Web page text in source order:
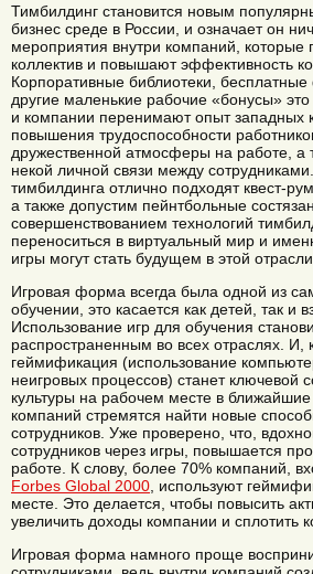
Тимбилдинг становится новым
бизнес среде в России, и означает он
мероприятия внутри компаний, которые
коллектив и повышают эффективность
Корпоративные библиотеки,
другие маленькие рабочие «бонусы»
и компании перенимают опыт западных
повышения трудоспособности
дружественной атмосферы на работе, а
некой личной связи между
тимбилдинга отлично подходят квест-
а также допустим пейнтбольные
совершенствованием технологий
переноситься в виртуальный мир и
игры могут стать будущем в этой отрасли.
Игровая форма всегда была одной из
обучении, это касается как детей, так и
Использование игр для обучения
распространенным во всех отраслях. И,
геймификация (использование
неигровых процессов) станет ключевой
культуры на рабочем месте в
компаний стремятся найти новые
сотрудников. Уже проверено, что,
сотрудников через игры, повышается
работе. К слову, более 70% компаний,
Forbes Global 2000 , используют
месте. Это делается, чтобы повысить
увеличить доходы компании и сплотить
Игровая форма намного проще